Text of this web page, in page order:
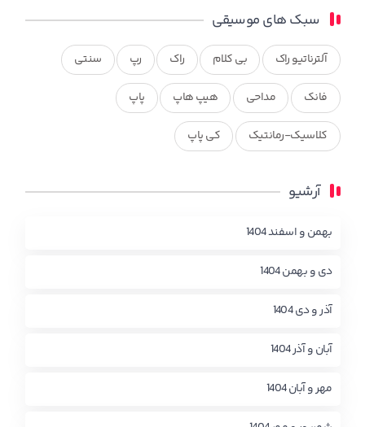
سبک های موسیقی
آلترناتیو راک بی کلام راک رپ سنتی
فانک مداحی هیپ هاپ پاپ
کلاسیک-رمانتیک کی پاپ
آرشیو
بهمن و اسفند 1404
دی و بهمن 1404
آذر و دی 1404
آبان و آذر 1404
مهر و آبان 1404